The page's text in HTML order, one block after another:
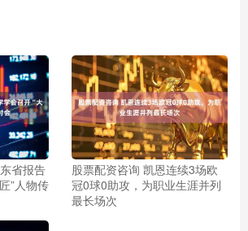
省报告
”人物传
股票配资咨询 凯恩连续3场欧
冠0球0助攻，为职业生涯并列
最长场次